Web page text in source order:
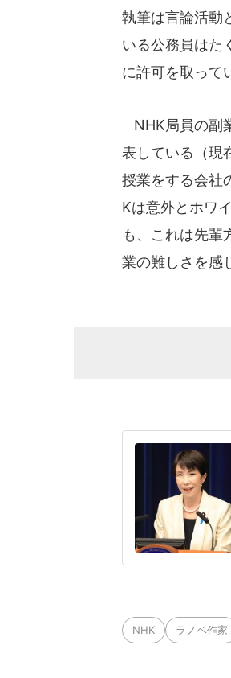
執筆は言論活動
いる公務員はた
に許可を取って
NHK局員の副
表している（現
授業をする会社
Kは意外とホワ
も、これは先輩
業の難しさを感
NHK ラノベ作家